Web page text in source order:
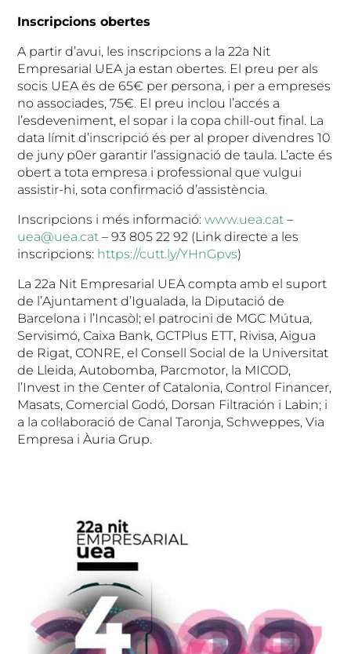
Inscripcions obertes
A partir d’avui, les inscripcions a la 22a Nit
Empresarial UEA ja estan obertes. El preu per als
socis UEA és de 65€ per persona, i per a empreses
no associades, 75€. El preu inclou l’accés a
l’esdeveniment, el sopar i la copa chill-out final. La
data límit d’inscripció és per al proper divendres 10
de juny p0er garantir l’assignació de taula. L’acte és
obert a tota empresa i professional que vulgui
assistir-hi, sota confirmació d’assistència.
Inscripcions i més informació:www.uea.cat –
uea@uea.cat – 93 805 22 92 (Link directe a les
inscripcions: https://cutt.ly/YHnGpvs)
La 22a Nit Empresarial UEA compta amb el suport
de l’Ajuntament d’Igualada, la Diputació de
Barcelona i l’Incasòl; el patrocini de MGC Mútua,
Servisimó, Caixa Bank, GCTPlus ETT, Rivisa, Aigua
de Rigat, CONRE, el Consell Social de la Universitat
de Lleida, Autobomba, Parcmotor, la MICOD,
l’Invest in the Center of Catalonia, Control Financer,
Masats, Comercial Godó, Dorsan Filtración i Labin; i
a la col·laboració de Canal Taronja, Schweppes, Via
Empresa i Àuria Grup.